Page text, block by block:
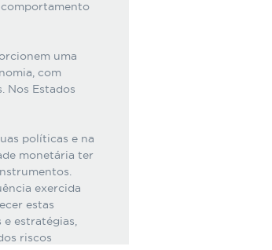
comportamento
uma
com
Nos Estados
políticas e na
monetária ter
exercida
estas
estratégias,
riscos